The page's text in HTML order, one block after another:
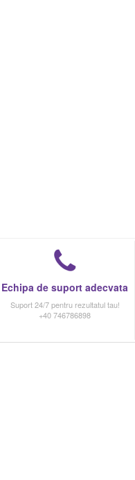
Echipa de suport adecvata
Suport 24/7 pentru rezultatul tau!
+40 746786898